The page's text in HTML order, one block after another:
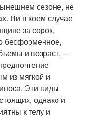
сезоне, не
Ни в коем случае
за сорок,
бесформенное,
и возраст, –
из мягкой и
Эти виды
однако и
к телу и